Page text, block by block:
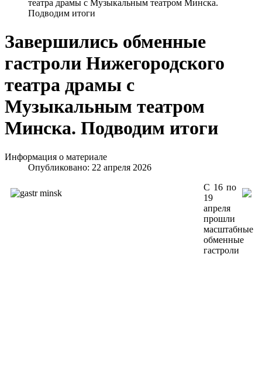
театра драмы с Музыкальным театром Минска.
Подводим итоги
Завершились обменные
гастроли Нижегородского
театра драмы с
Музыкальным театром
Минска. Подводим итоги
Информация о материале
Опубликовано: 22 апреля 2026
С 16 по
19
апреля
прошли
масштабные
обменные
гастроли